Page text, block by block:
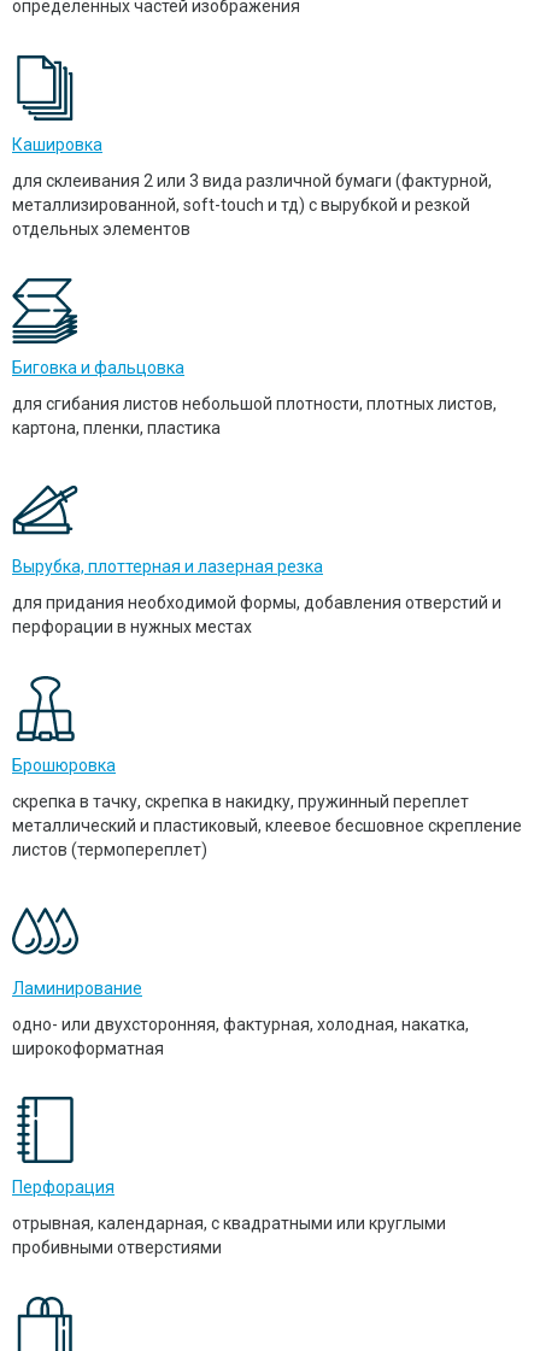
определенных частей изображения
Кашировка
для склеивания 2 или 3 вида различной бумаги (фактурной,
металлизированной, soft-touch и тд) с вырубкой и резкой
отдельных элементов
Биговка и фальцовка
для сгибания листов небольшой плотности, плотных листов,
картона, пленки, пластика
Вырубка, плоттерная и лазерная резка
для придания необходимой формы, добавления отверстий и
перфорации в нужных местах
Брошюровка
скрепка в тачку, скрепка в накидку, пружинный переплет
металлический и пластиковый, клеевое бесшовное скрепление
листов (термопереплет)
Ламинирование
одно- или двухсторонняя, фактурная, холодная, накатка,
широкоформатная
Перфорация
отрывная, календарная, с квадратными или круглыми
пробивными отверстиями